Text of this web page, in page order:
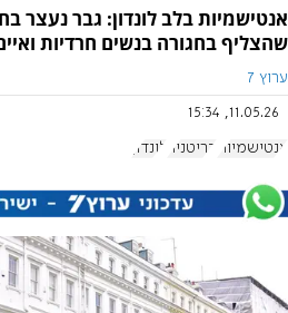
אנטישמיות בלב לונדון: גבר נעצר
שהצליף בחגורה בנשים חרדיות
ערוץ 7
11.05.26, 15:34
אנטישמיות בריטניה לונדון